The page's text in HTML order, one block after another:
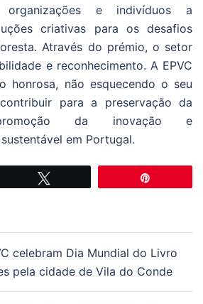
organizações e indivíduos a
criativas para os desafios
Através do prémio, o setor
e reconhecimento. A EPVC
honrosa, não esquecendo o seu
para a preservação da
da inovação e
em Portugal.
celebram Dia Mundial do Livro
pela cidade de Vila do Conde